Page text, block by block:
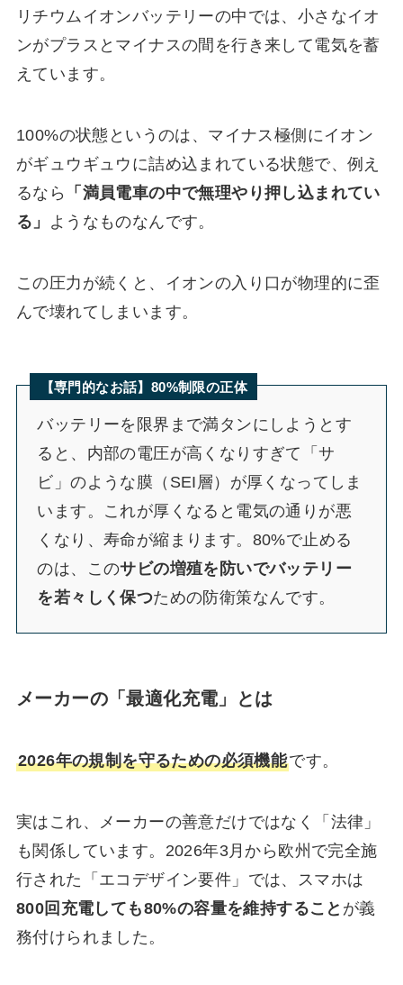
リチウムイオンバッテリーの中では、小さなイオ
ンがプラスとマイナスの間を行き来して電気を蓄
えています。
100%の状態というのは、マイナス極側にイオン
がギュウギュウに詰め込まれている状態で、例え
るなら
「満員電車の中で無理やり押し込まれてい
る」
ようなものなんです。
この圧力が続くと、イオンの入り口が物理的に歪
んで壊れてしまいます。
【専門的なお話】80%制限の正体
バッテリーを限界まで満タンにしようとす
ると、内部の電圧が高くなりすぎて「サ
ビ」のような膜（SEI層）が厚くなってしま
います。これが厚くなると電気の通りが悪
くなり、寿命が縮まります。80%で止める
のは、このサビの増殖を防いでバッテリー
を若々しく保つための防衛策なんです。
メーカーの「最適化充電」とは
2026年の規制を守るための必須機能です。
実はこれ、メーカーの善意だけではなく「法律」
も関係しています。2026年3月から欧州で完全施
行された「エコデザイン要件」では、スマホは
800回充電しても80%の容量を維持すること が義
務付けられました。